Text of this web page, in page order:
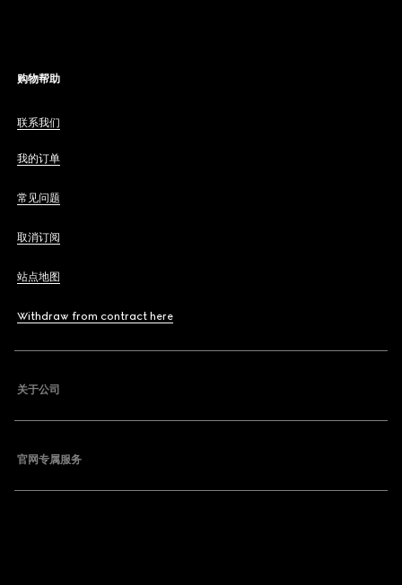
购物帮助
联系我们
我的订单
常见问题
取消订阅
站点地图
Withdraw from contract here
关于公司
官网专属服务